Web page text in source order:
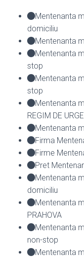
Mentenanta
domiciliu
Mentenanta
Mentenanta
stop
Mentenanta
stop
Mentenanta
REGIM DE
Mentenanta
Firma
Firme
Pret
Mentenanta
domiciliu
Mentenanta
PRAHOVA
Mentenanta
non-stop
Mentenanta